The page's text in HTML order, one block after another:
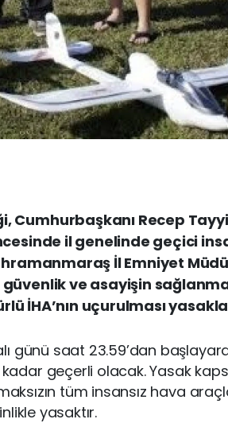
Recep
il genelinde geçici
İl Emniyet
ve asayişin
İHA’nın uçurulması
günü saat 23.59’dan
geçerli olacak. Yasak
tüm insansız hava
yasaktır.